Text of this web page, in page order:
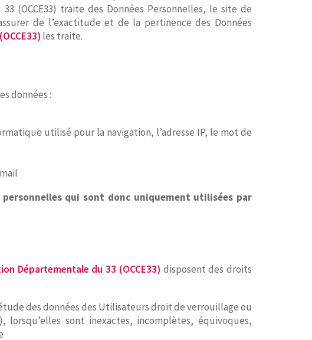
(OCCE33) traite des Données Personnelles, le site de
de l’exactitude et de la pertinence des Données
les traite.
données :
utilisé pour la navigation, l’adresse IP, le mot de
personnelles qui sont donc uniquement utilisées par
Départementale du 33 (OCCE33) disposent des droits
des données des Utilisateurs droit de verrouillage ou
lorsqu’elles sont inexactes, incomplètes, équivoques,